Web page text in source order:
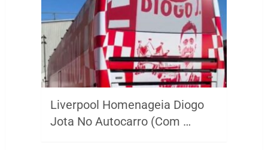
Liverpool Homenageia Diogo
Jota No Autocarro (Com …